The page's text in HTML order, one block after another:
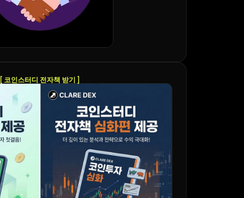
[ 코인스터디 전자책 받기 ]